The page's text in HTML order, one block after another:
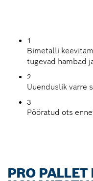
1
Bimetalli
tugevad hambad
2
Uuenduslik varre
3
Pööratud ots
PRO